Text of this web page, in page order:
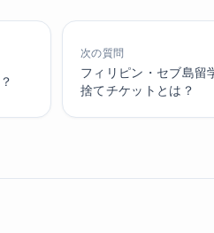
次の質問
フィリピン・セブ島留
捨てチケットとは？